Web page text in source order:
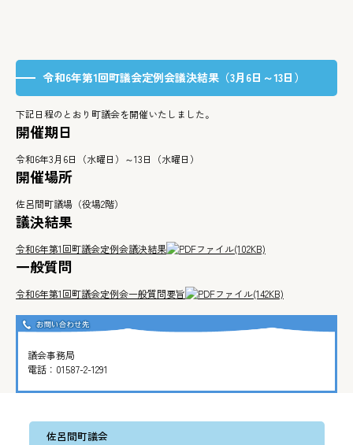
令和6年第1回町議会定例会議決結果（3月6日～13日）
下記日程のとおり町議会を開催いたしました。
開催期日
令和6年3月6日（水曜日）～13日（水曜日）
開催場所
佐呂間町議場（役場2階）
議決結果
令和6年第1回町議会定例会議決結果 (102KB)
一般質問
令和6年第1回町議会定例会一般質問要旨 (142KB)
議会事務局
電話： 01587-2-1291
佐呂間町議会